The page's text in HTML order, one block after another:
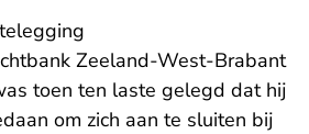
Zeeland-West-Brabant-
toen ten laste gelegd dat hij
om zich aan te sluiten bij